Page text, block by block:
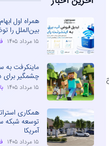
همراه اول
بین‌الملل را
۱۵ مرداد ۱۴۰۵
چشمگیر برای
۱۵ مرداد ۱۴۰۵
توسعه شبکه
آمریکا
۱۵ مرداد ۱۴۰۵